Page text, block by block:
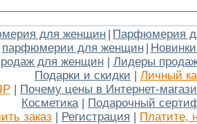
для женщин | Парфюмерия
парфюмерии для женщин |
для женщин| Лидеры
Подарки и скидки | Личный
| Почему цены в Интернет-
Косметика| Подарочный
заказ | Регистрация | Платите,